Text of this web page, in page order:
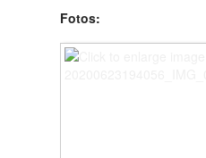
Fotos: